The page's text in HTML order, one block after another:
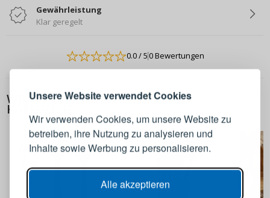
Unsere Website verwendet Cookies
Wir verwenden Cookies, um unsere Website zu
betreiben, ihre Nutzung zu analysieren und
Inhalte sowie Werbung zu personalisieren.
Alle akzeptieren
Gewährleistung
Klar geregelt
0.0/ 50 Bewertungen
WEITERE PRODUKTE AUS DIESER
KATEGORIE
Melden Sie sich bei Ihrem
E-Mail-Adresse